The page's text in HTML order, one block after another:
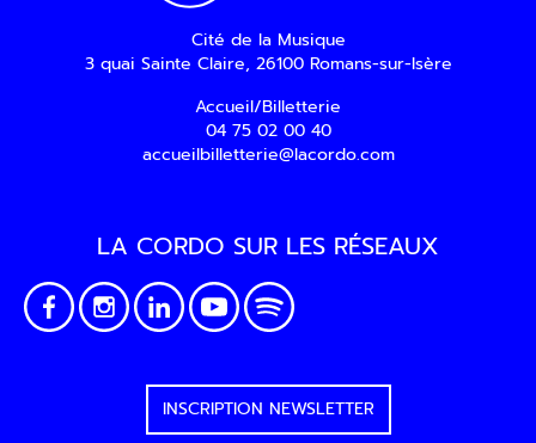
Cité de la Musique
3 quai Sainte Claire, 26100 Romans-sur-Isère
Accueil/Billetterie
04 75 02 00 40
accueilbilletterie@lacordo.com
LA CORDO SUR LES RÉSEAUX
INSCRIPTION NEWSLETTER